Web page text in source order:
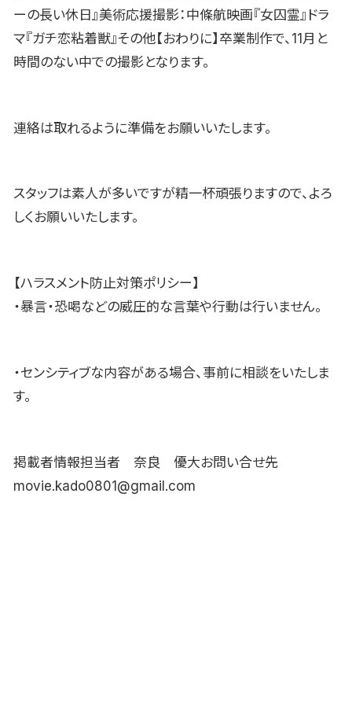
ーの長い休日』美術応援撮影：中條航映画『女囚霊』ドラ
マ『ガチ恋粘着獣』その他【おわりに】卒業制作で、11月と
時間のない中での撮影となります。
連絡は取れるように準備をお願いいたします。
スタッフは素人が多いですが精一杯頑張りますので、よろ
しくお願いいたします。
【ハラスメント防止対策ポリシー】
・暴言・恐喝などの威圧的な言葉や行動は行いません。
・センシティブな内容がある場合、事前に相談をいたしま
す。
掲載者情報担当者 奈良 優大お問い合せ先
movie.kado0801@gmail.com